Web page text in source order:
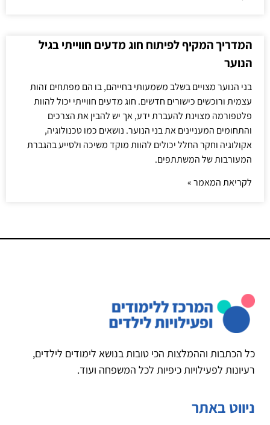
המדריך המקיף לפיתוח חוג מדעים חווייתי בגיל
הנוער
בני הנוער מצויים בשלב משמעותי בחייהם, בו הם מפתחים זהות
עצמית ורוכשים כישורים חדשים. חוג מדעים חווייתי יכול להוות
פלטפורמה מצוינת להעברת ידע, אך יש להבין את הצרכים
והתחומים המעניינים את בני הנוער. נושאים כמו טכנולוגיה,
אקולוגיה וחקר החלל יכולים להוות מוקד משיכה ולסייע בהגברת
המעורבות של המשתתפים.
לקריאת המאמר »
כל הכתבות וההמלצות הכי טובות בנושא לימודים לילדים,
רעיונות לפעילויות כיפיות לכל המשפחה ועוד.
ניווט באתר